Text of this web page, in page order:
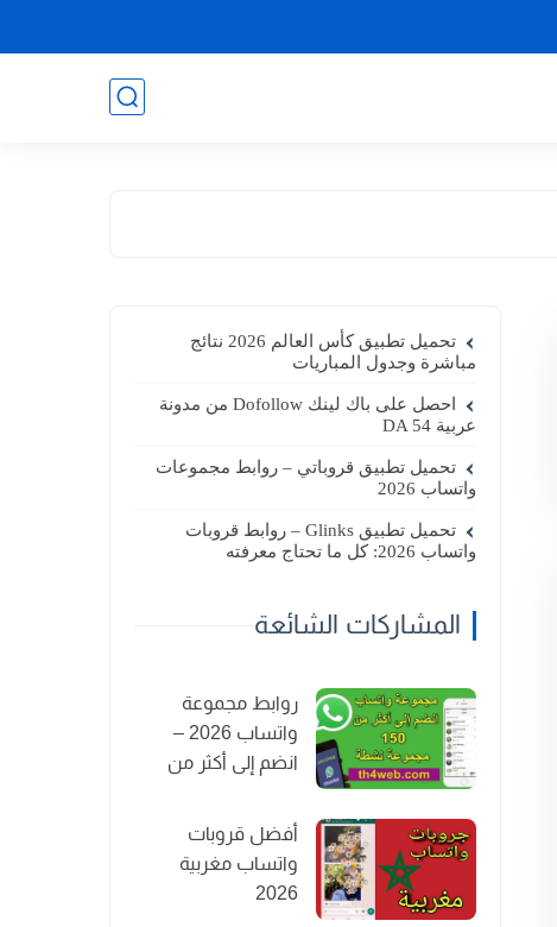
تحميل تطبيق كأس العالم 2026 نتائج
مباشرة وجدول المباريات
احصل على باك لينك Dofollow من مدونة
عربية DA 54
تحميل تطبيق قروباتي – روابط مجموعات
واتساب 2026
تحميل تطبيق Glinks – روابط قروبات
واتساب 2026: كل ما تحتاج معرفته
المشاركات الشائعة
روابط مجموعة
واتساب 2026 –
انضم إلى أكثر من
أفضل قروبات
واتساب مغربية
2026